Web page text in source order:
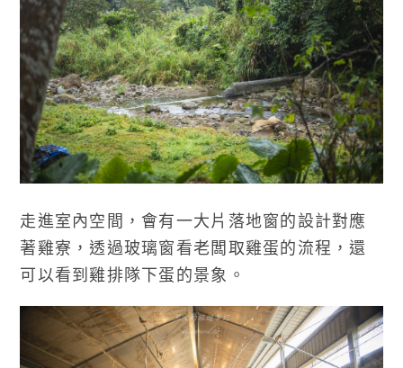
走進室內空間，會有一大片落地窗的設計對應
著雞寮，透過玻璃窗看老闆取雞蛋的流程，還
可以看到雞排隊下蛋的景象。